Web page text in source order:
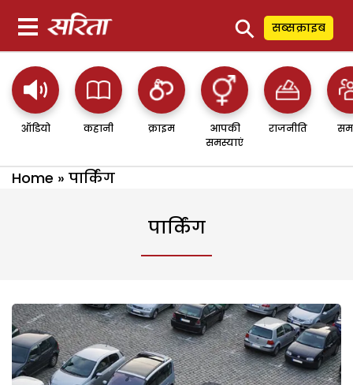
⚲ सब्सक्राइब
ऑडियो कहानी क्राइम
आपकी
समस्याएं
राजनीति
Home » पार्किंग
पार्किंग